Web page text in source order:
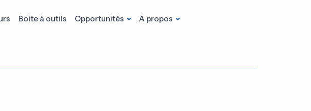
Boite à outils Opportunités A propos